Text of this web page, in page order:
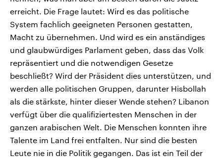
erreicht. Die Frage lautet: Wird es das politische
System fachlich geeigneten Personen gestatten,
Macht zu übernehmen. Und wird es ein anständiges
und glaubwürdiges Parlament geben, dass das Volk
repräsentiert und die notwendigen Gesetze
beschließt? Wird der Präsident dies unterstützen, und
werden alle politischen Gruppen, darunter Hisbollah
als die stärkste, hinter dieser Wende stehen? Libanon
verfügt über die qualifiziertesten Menschen in der
ganzen arabischen Welt. Die Menschen konnten ihre
Talente im Land frei entfalten. Nur sind die besten
Leute nie in die Politik gegangen. Das ist ein Teil der